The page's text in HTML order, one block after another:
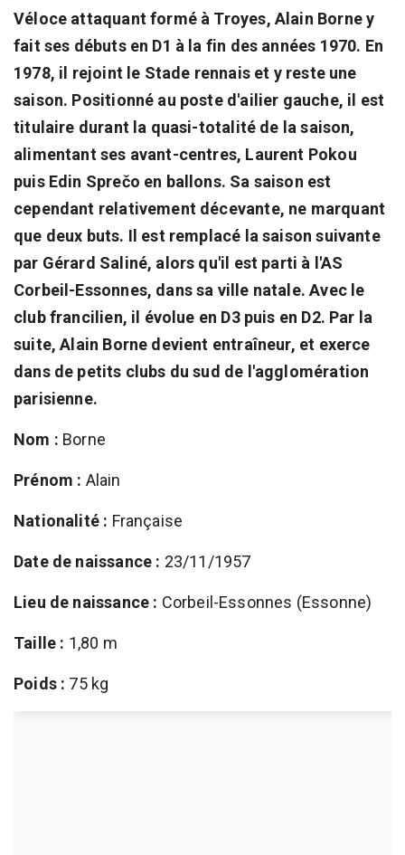
Véloce attaquant formé à Troyes, Alain Borne y
fait ses débuts en D1 à la fin des années 1970. En
1978, il rejoint le Stade rennais et y reste une
saison. Positionné au poste d'ailier gauche, il est
titulaire durant la quasi-totalité de la saison,
alimentant ses avant-centres, Laurent Pokou
puis Edin Sprečo en ballons. Sa saison est
cependant relativement décevante, ne marquant
que deux buts. Il est remplacé la saison suivante
par Gérard Saliné, alors qu'il est parti à l'AS
Corbeil-Essonnes, dans sa ville natale. Avec le
club francilien, il évolue en D3 puis en D2. Par la
suite, Alain Borne devient entraîneur, et exerce
dans de petits clubs du sud de l'agglomération
parisienne.
Nom : Borne
Prénom : Alain
Nationalité : Française
Date de naissance : 23/11/1957
Lieu de naissance : Corbeil-Essonnes (Essonne)
Taille : 1,80 m
Poids : 75 kg